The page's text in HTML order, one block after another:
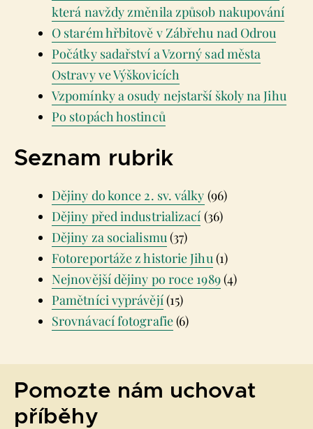
která navždy změnila způsob nakupování
O starém hřbitově v Zábřehu nad Odrou
Počátky sadařství a Vzorný sad města
Ostravy ve Výškovicích
Vzpomínky a osudy nejstarší školy na Jihu
Po stopách hostinců
Seznam rubrik
Dějiny do konce 2. sv. války (96)
Dějiny před industrializací (36)
Dějiny za socialismu(37)
Fotoreportáže z historie Jihu(1)
Nejnovější dějiny po roce 1989(4)
Pamětníci vyprávějí(15)
Srovnávací fotografie(6)
Pomozte nám uchovat
příběhy